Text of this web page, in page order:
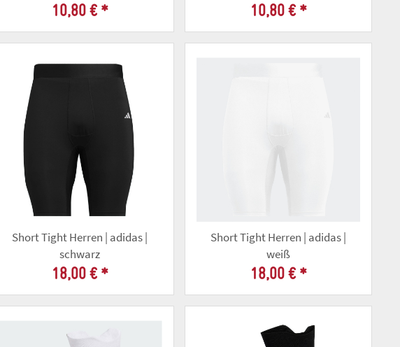
10,80 € *
10,80 € *
Short Tight Herren | adidas |
schwarz
18,00 € *
Short Tight Herren | adidas |
weiß
18,00 € *